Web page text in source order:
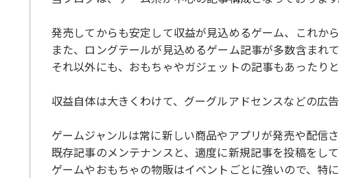
発売してからも安定して収益が見込めるゲーム、これか
また、ロングテールが見込めるゲーム記事が多数含まれ
それ以外にも、おもちゃやガジェットの記事もあったり
収益自体は大きくわけて、グーグルアドセンスなどの広
ゲームジャンルは常に新しい商品やアプリが発売や配信
既存記事のメンテナンスと、適度に新規記事を投稿をし
ゲームやおもちゃの物販はイベントごとに強いので、特